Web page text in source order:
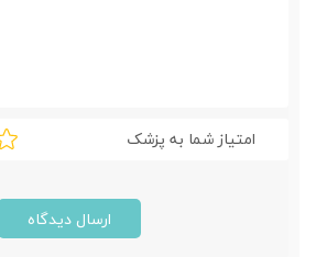
امتیاز شما به پزشک
ارسال دیدگاه